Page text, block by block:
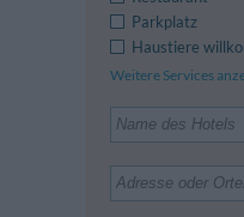
Parkplatz
Haustiere
Weitere Services